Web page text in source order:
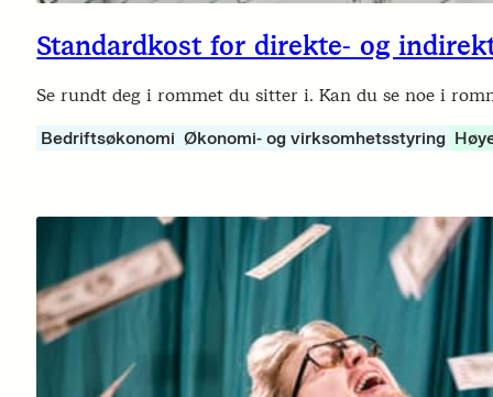
Standardkost for direkte- og
Se rundt deg i rommet du sitter i. Kan du se noe i
Bedriftsøkonomi Økonomi- og virksomhetsstyring